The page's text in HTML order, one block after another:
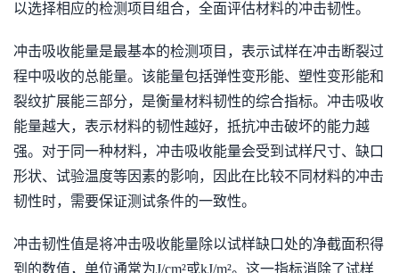
以选择相应的检测项目组合，全面评估材料的冲击韧性。
冲击吸收能量是最基本的检测项目，表示试样在冲击断裂过
程中吸收的总能量。该能量包括弹性变形能、塑性变形能和
裂纹扩展能三部分，是衡量材料韧性的综合指标。冲击吸收
能量越大，表示材料的韧性越好，抵抗冲击破坏的能力越
强。对于同一种材料，冲击吸收能量会受到试样尺寸、缺口
形状、试验温度等因素的影响，因此在比较不同材料的冲击
韧性时，需要保证测试条件的一致性。
冲击韧性值是将冲击吸收能量除以试样缺口处的净截面积得
到的数值，单位通常为J/cm²或kJ/m²。这一指标消除了试样